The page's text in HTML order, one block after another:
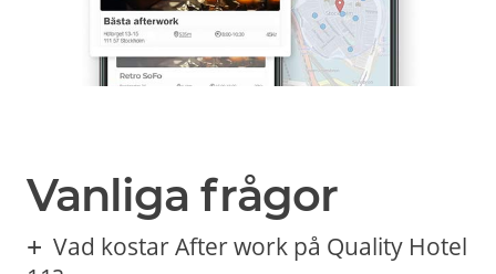
Vanliga frågor
Vad kostar After work på Quality Hotel